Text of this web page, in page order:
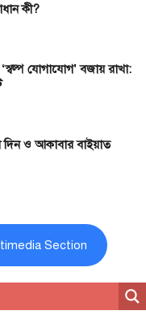
কী?
যোগাযোগ’ বজায় রাখা:
ও আকাবার বাইয়াত
Section